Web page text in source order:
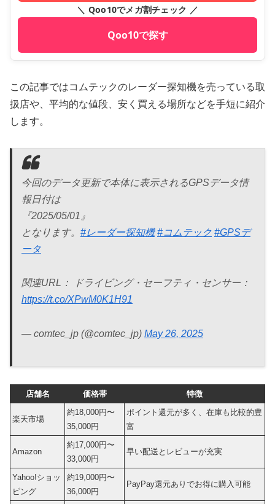
＼ Qoo10でメガ割チェック ／
Qoo10で探す
この記事ではコムテックのレーダー探知機を売っている取
扱店や、平均的な値段、安く買える場所などを手短に紹介
します。
今回のデータ更新で本体に表示されるGPSデータ情
報日付は
『2025/05/01』
となります。 #レーダー探知機 #コムテック #GPSデ
ータ
関連URL： ドライビング・セーフティ・センサー：
https://t.co/XPwM0K1H91
— comtec_jp (@comtec_jp) May 26, 2025
店舗名 価格帯 特徴
楽天市場
約18,000円〜
35,000円
ポイント還元が多く、在庫も比較的豊
富
Amazon
約17,000円〜
33,000円
早い配送とレビューが充実
Yahoo!ショッ
ピング
約19,000円〜
36,000円
PayPay還元ありでお得に購入可能